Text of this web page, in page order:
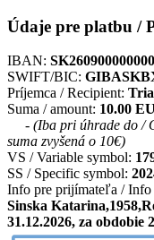
Údaje pre platbu /
IBAN:
SWIFT/BIC:
Príjemca / Recipient:
Suma / amount: 10.00
- (Iba pri úhrade do /
suma zvyšená o 10€)
VS / Variable symbol:
SS / Specific symbol:
Info pre prijímateľa / Info
Sinska
31.12.2026, za obdobie